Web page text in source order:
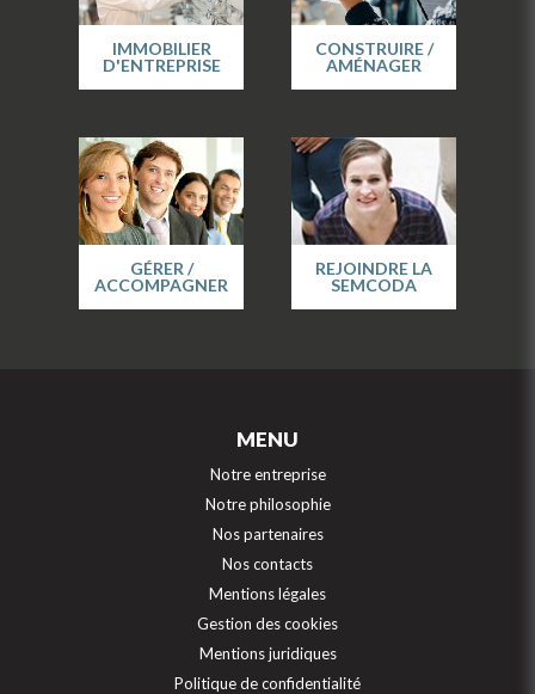
IMMOBILIER
D'ENTREPRISE
CONSTRUIRE /
AMÉNAGER
GÉRER /
ACCOMPAGNER
REJOINDRE LA
SEMCODA
MENU
Notre entreprise
Notre philosophie
Nos partenaires
Nos contacts
Mentions légales
Gestion des cookies
Mentions juridiques
Politique de confidentialité